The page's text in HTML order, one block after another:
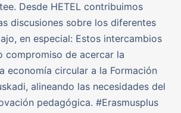
Desde HETEL contribuimos
discusiones sobre los diferentes
en especial: Estos intercambios
compromiso de acercar la
economía circular a la Formación
alineando las necesidades del
pedagógica. #Erasmusplus